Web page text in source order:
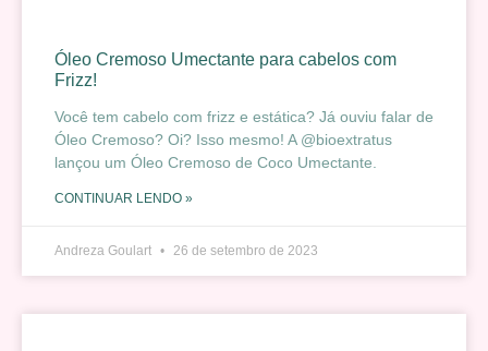
Óleo Cremoso Umectante para cabelos com
Frizz!
Você tem cabelo com frizz e estática? Já ouviu falar de
Óleo Cremoso? Oi? Isso mesmo! A @bioextratus
lançou um Óleo Cremoso de Coco Umectante.
CONTINUAR LENDO »
Andreza Goulart 26 de setembro de 2023